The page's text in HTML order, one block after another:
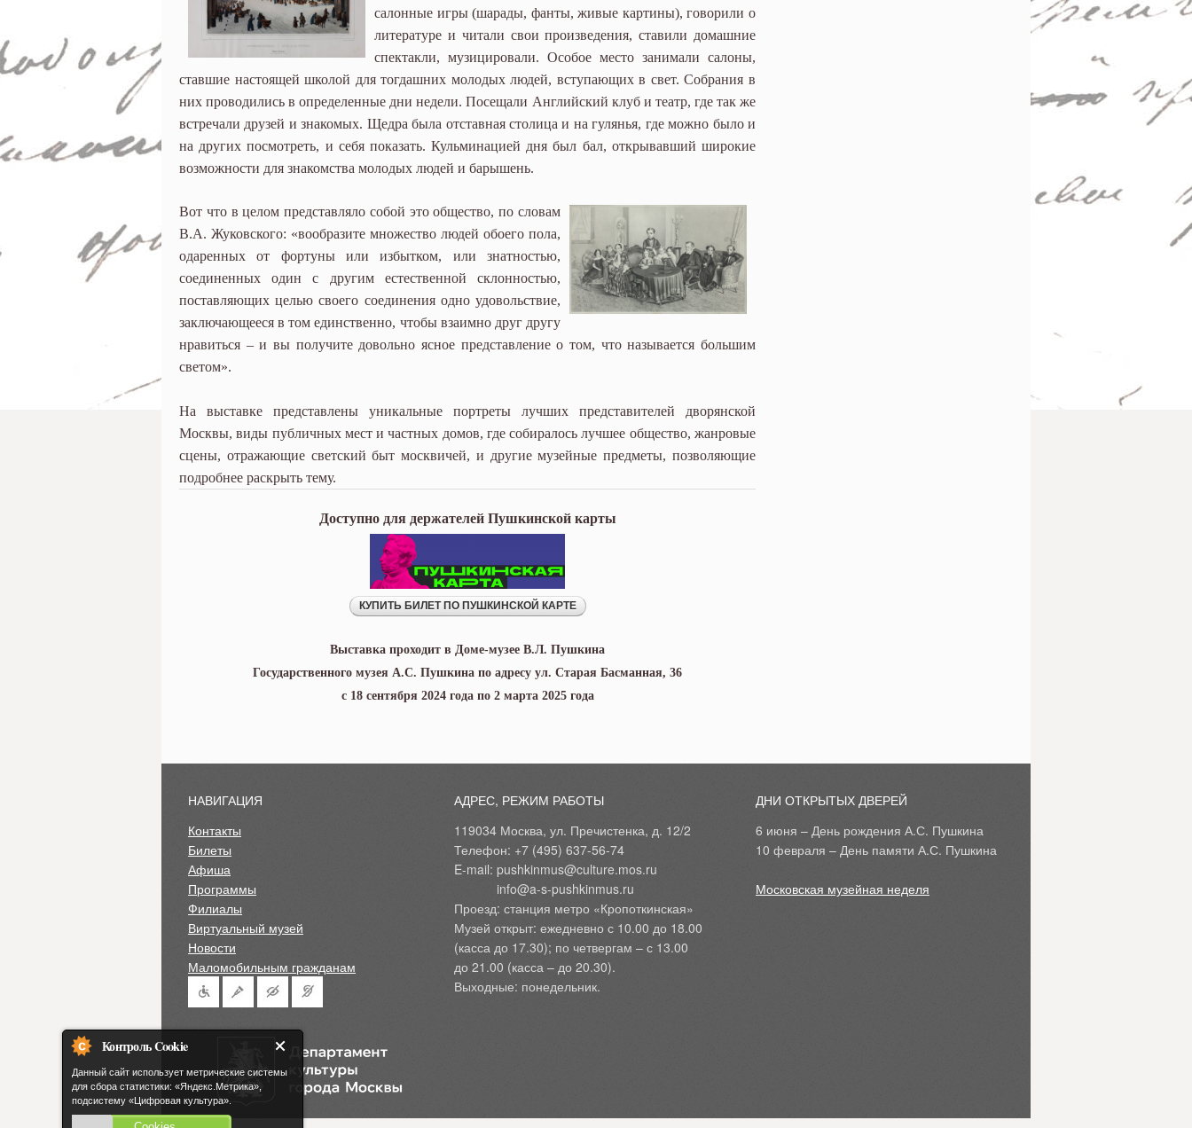
Контроль Cookie
Данный сайт использует метрические системы
для сбора статистики: «Яндекс.Метрика»,
подсистему «Цифровая культура».
салонные игры (шарады, фанты, живые картины), говорили о
литературе и читали свои произведения, ставили домашние
спектакли, музицировали. Особое место занимали салоны,
ставшие настоящей школой для тогдашних молодых людей, вступающих в свет. Собрания в
них проводились в определенные дни недели. Посещали Английский клуб и театр, где так же
встречали друзей и знакомых. Щедра была отставная столица и на гулянья, где можно было и
на других посмотреть, и себя показать. Кульминацией дня был бал, открывавший широкие
возможности для знакомства молодых людей и барышень.
Вот что в целом представляло собой это общество, по словам
В.А. Жуковского: «вообразите множество людей обоего пола,
одаренных от фортуны или избытком, или знатностью,
соединенных один с другим естественной склонностью,
поставляющих целью своего соединения одно удовольствие,
заключающееся в том единственно, чтобы взаимно друг другу
нравиться – и вы получите довольно ясное представление о том, что называется большим
светом».
На выставке представлены уникальные портреты лучших представителей дворянской
Москвы, виды публичных мест и частных домов, где собиралось лучшее общество, жанровые
сцены, отражающие светский быт москвичей, и другие музейные предметы, позволяющие
подробнее раскрыть тему.
Доступно для держателей Пушкинской карты
Выставка проходит в Доме-музее В.Л. Пушкина
Государственного музея А.С. Пушкина по адресу ул. Старая Басманная, 36
с 18 сентября 2024 года по 2 марта 2025 года
НАВИГАЦИЯ
Контакты
Билеты
Афиша
Программы
Филиалы
Виртуальный музей
Новости
Маломобильным гражданам
АДРЕС, РЕЖИМ РАБОТЫ
119034 Москва, ул. Пречистенка, д. 12/2
Телефон: +7 (495) 637-56-74
E-mail: pushkinmus@culture.mos.ru
            info@a-s-pushkinmus.ru
Проезд: станция метро «Кропоткинская»
Музей открыт: ежедневно с 10.00 до 18.00
(касса до 17.30); по четвергам – с 13.00
до 21.00 (касса – до 20.30).
Выходные: понедельник.
ДНИ ОТКРЫТЫХ ДВЕРЕЙ
6 июня – День рождения А.С. Пушкина
10 февраля – День памяти А.С. Пушкина
Московская музейная неделя